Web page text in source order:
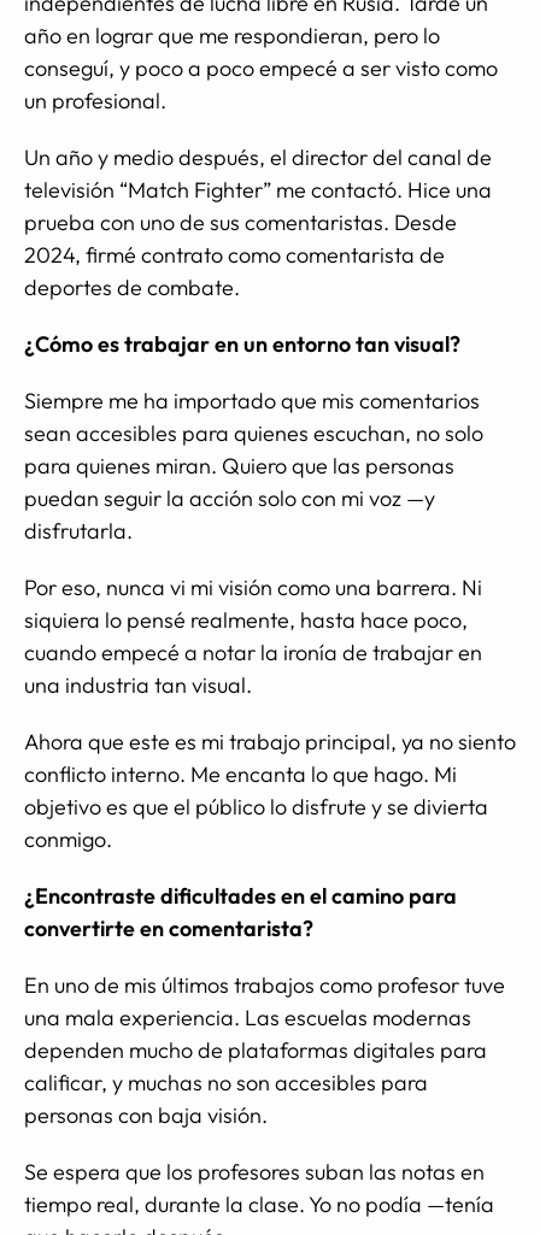
año en lograr que me respondieran, pero lo
conseguí, y poco a poco empecé a ser visto como
un profesional.
Un año y medio después, el director del canal de
televisión “Match Fighter” me contactó. Hice una
prueba con uno de sus comentaristas. Desde
2024, firmé contrato como comentarista de
deportes de combate.
¿Cómo es trabajar en un entorno tan visual?
Siempre me ha importado que mis comentarios
sean accesibles para quienes escuchan, no solo
para quienes miran. Quiero que las personas
puedan seguir la acción solo con mi voz —y
disfrutarla.
Por eso, nunca vi mi visión como una barrera. Ni
siquiera lo pensé realmente, hasta hace poco,
cuando empecé a notar la ironía de trabajar en
una industria tan visual.
Ahora que este es mi trabajo principal, ya no siento
conflicto interno. Me encanta lo que hago. Mi
objetivo es que el público lo disfrute y se divierta
conmigo.
¿Encontraste dificultades en el camino para
convertirte en comentarista?
En uno de mis últimos trabajos como profesor tuve
una mala experiencia. Las escuelas modernas
dependen mucho de plataformas digitales para
calificar, y muchas no son accesibles para
personas con baja visión.
Se espera que los profesores suban las notas en
tiempo real, durante la clase. Yo no podía —tenía